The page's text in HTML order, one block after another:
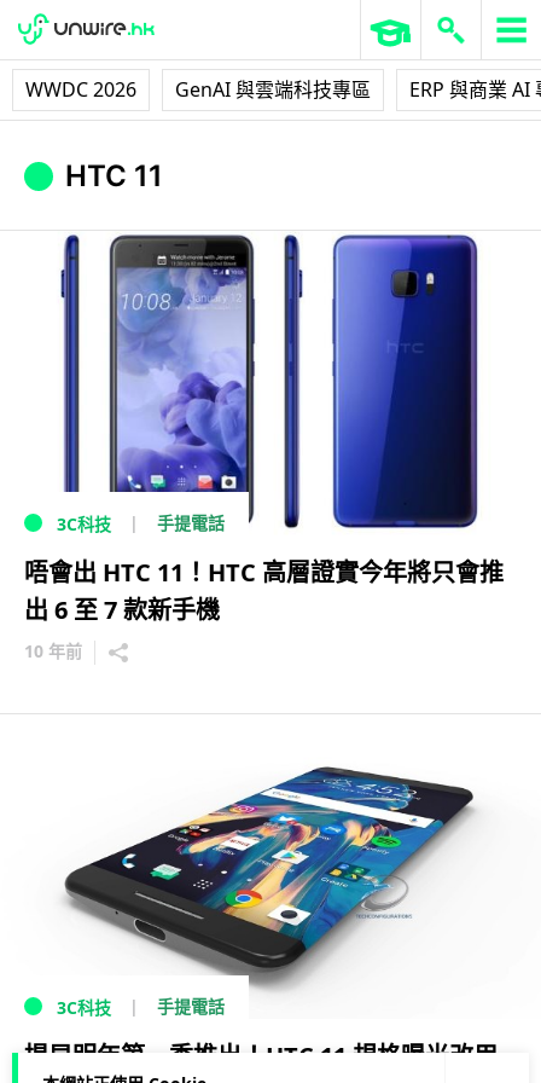
WWDC 2026 GenAI 與雲端科技專區 ERP 與商業 AI
HTC 11
3C科技 手提電話
唔會出 HTC 11！HTC 高層證實今年將只會推
出 6 至 7 款新手機
10 年前
3C科技 手提電話
提早明年第一季推出！HTC 11 規格曝光改用